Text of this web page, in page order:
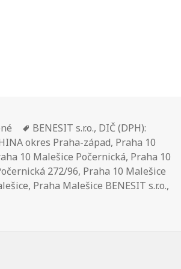
Štítky:
BENESIT s.r.o., DIČ (DPH):
okres Praha-západ, Praha 10
10 Malešice Počernická, Praha 10
272/96, Praha 10 Malešice
, Praha Malešice BENESIT s.r.o.,